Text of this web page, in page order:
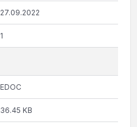
27.09.2022
1
EDOC
36.45 KB